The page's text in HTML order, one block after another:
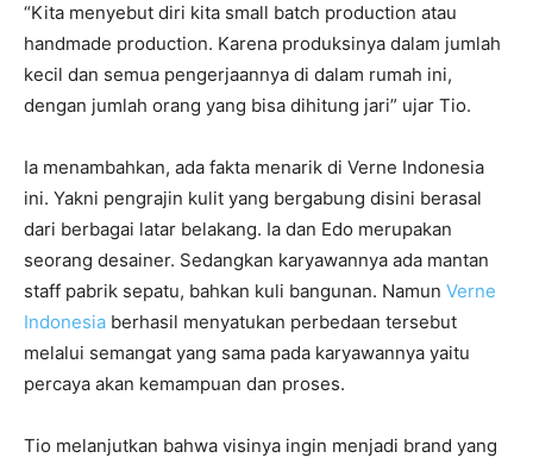
“Kita menyebut diri kita small batch production atau
handmade production. Karena produksinya dalam jumlah
kecil dan semua pengerjaannya di dalam rumah ini,
dengan jumlah orang yang bisa dihitung jari” ujar Tio.
Ia menambahkan, ada fakta menarik di Verne Indonesia
ini. Yakni pengrajin kulit yang bergabung disini berasal
dari berbagai latar belakang. Ia dan Edo merupakan
seorang desainer. Sedangkan karyawannya ada mantan
staff pabrik sepatu, bahkan kuli bangunan. Namun Verne
Indonesia berhasil menyatukan perbedaan tersebut
melalui semangat yang sama pada karyawannya yaitu
percaya akan kemampuan dan proses.
Tio melanjutkan bahwa visinya ingin menjadi brand yang